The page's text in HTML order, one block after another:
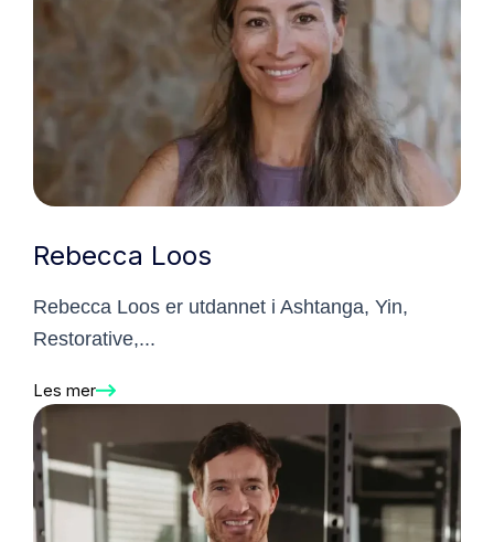
Rebecca Loos
Rebecca Loos er utdannet i Ashtanga, Yin,
Restorative,...
Les mer